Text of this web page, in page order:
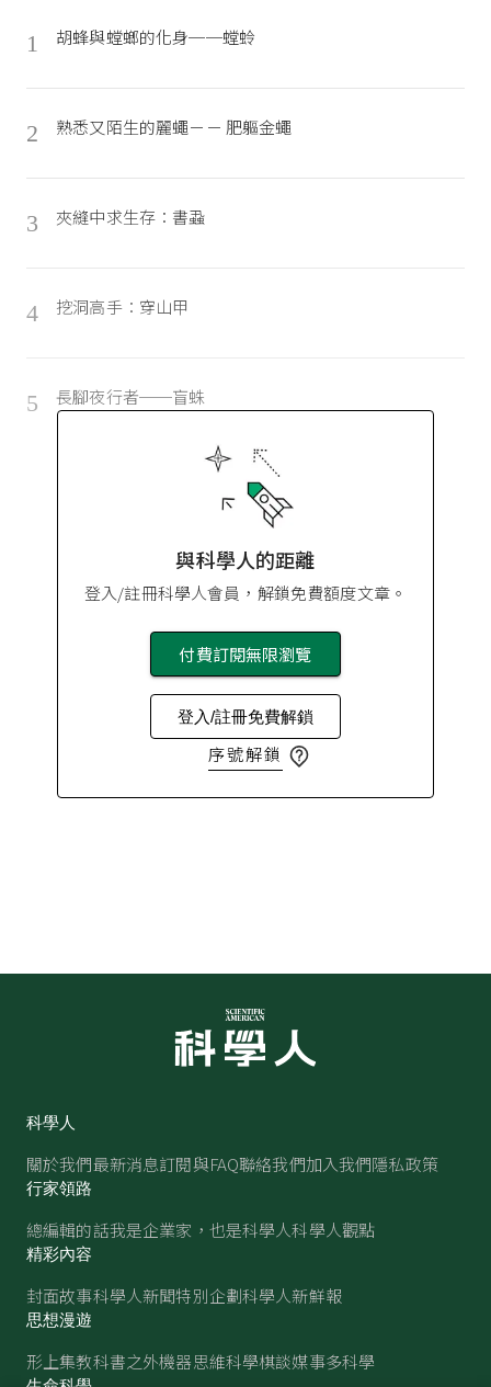
1 胡蜂與螳螂的化身──螳蛉
2 熟悉又陌生的麗蠅－－ 肥軀金蠅
3 夾縫中求生存：書蝨
4 挖洞高手：穿山甲
5 長腳夜行者──盲蛛
與科學人的距離
登入/註冊科學人會員，解鎖免費額度文章。
付費訂閱無限瀏覽
登入/註冊免費解鎖
序號解鎖
科學人
關於我們最新消息訂閱與FAQ聯絡我們加入我們隱私政策
行家領路
總編輯的話我是企業家，也是科學人科學人觀點
精彩內容
封面故事科學人新聞特別企劃科學人新鮮報
思想漫遊
形上集教科書之外機器思維科學棋談媒事多科學